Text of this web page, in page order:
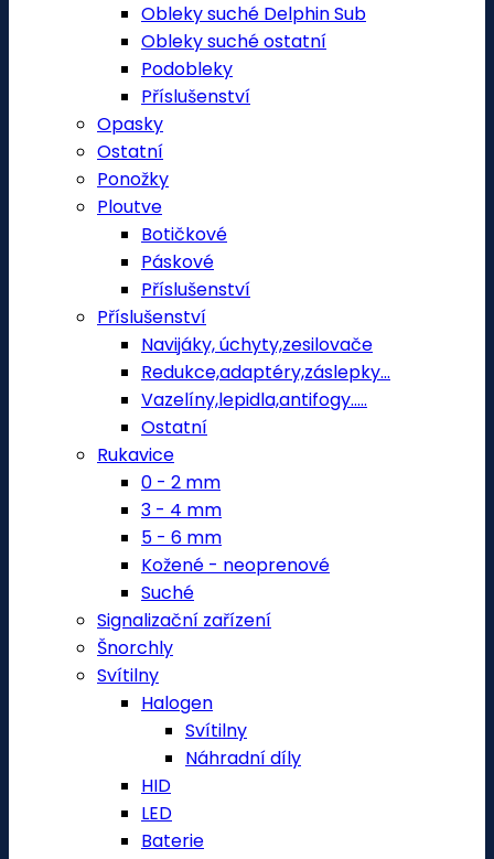
Obleky suché Delphin Sub
Obleky suché ostatní
Podobleky
Příslušenství
Opasky
Ostatní
Ponožky
Ploutve
Botičkové
Páskové
Příslušenství
Příslušenství
Navijáky, úchyty,zesilovače
Redukce,adaptéry,záslepky...
Vazelíny,lepidla,antifogy.....
Ostatní
Rukavice
0 - 2 mm
3 - 4 mm
5 - 6 mm
Kožené - neoprenové
Suché
Signalizační zařízení
Šnorchly
Svítilny
Halogen
Svítilny
Náhradní díly
HID
LED
Baterie